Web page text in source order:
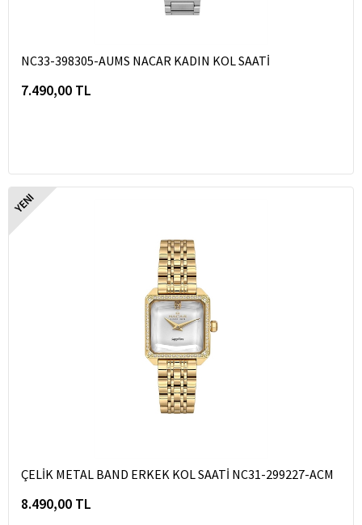
NC33-398305-AUMS NACAR KADIN KOL SAATİ
7.490,00 TL
YENI
ÇELİK METAL BAND ERKEK KOL SAATİ NC31-299227-ACM
8.490,00 TL